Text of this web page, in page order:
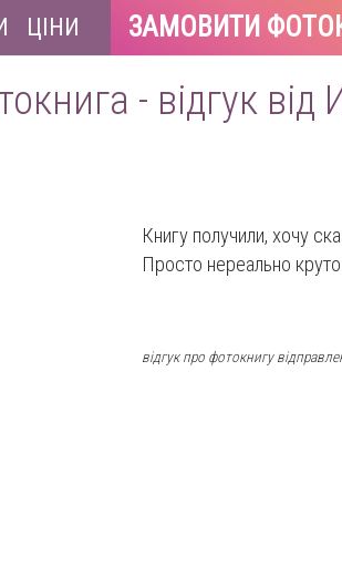
ЦІНИ ЗАМОВИТИ
- відгук від
Книгу получили, хочу
Просто нереально
відгук про фотокнигу